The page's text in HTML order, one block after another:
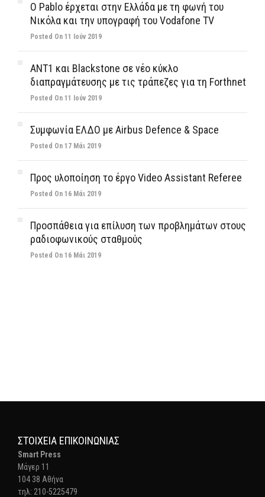
Ο Pablo έρχεται στην Ελλάδα με τη φωνή του
Νικόλα και την υπογραφή του Vodafone TV
Posted On 11 Ιούν 2019
ΑΝΤ1 και Blackstone σε νέο κύκλο
διαπραγμάτευσης με τις τράπεζες για τη Forthnet
Posted On 11 Ιούν 2019
Συμφωνία ΕΛΔΟ με Airbus Defence & Space
Posted On 17 Μάι 2019
Προς υλοποίηση το έργο Video Assistant Referee
Posted On 16 Μάι 2019
Προσπάθεια για επίλυση των προβλημάτων στους
ραδιοφωνικούς σταθμούς
Posted On 16 Μάι 2019
ΣΤΟΙΧΕΊΑ ΕΠΙΚΟΙΝΩΝΊΑΣ
Smart Press
Mάγερ 11
104 38 Αθήνα
τηλ: 210-5225479